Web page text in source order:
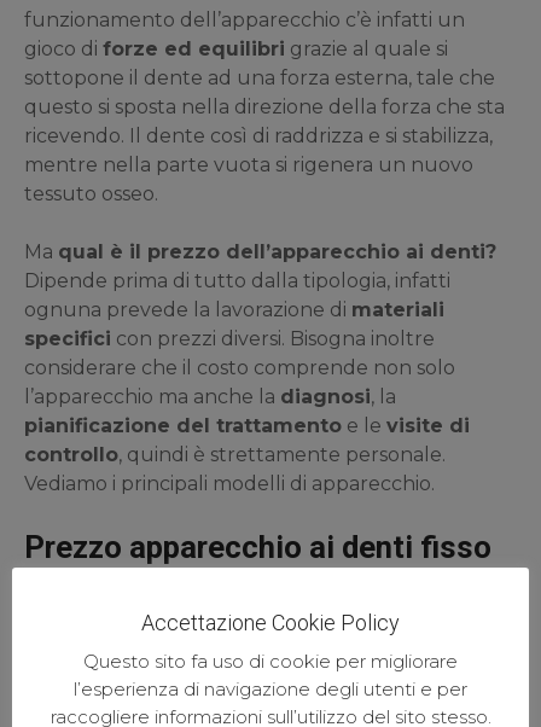
funzionamento dell’apparecchio c’è infatti un
gioco di forze ed equilibri grazie al quale si
sottopone il dente ad una forza esterna, tale che
questo si sposta nella direzione della forza che sta
ricevendo. Il dente così di raddrizza e si stabilizza,
mentre nella parte vuota si rigenera un nuovo
tessuto osseo.
Ma qual è il prezzo dell’apparecchio ai denti?
Dipende prima di tutto dalla tipologia, infatti
ognuna prevede la lavorazione di materiali
specifici con prezzi diversi. Bisogna inoltre
considerare che il costo comprende non solo
l’apparecchio ma anche la diagnosi, la
pianificazione del trattamento e le visite di
controllo, quindi è strettamente personale.
Vediamo i principali modelli di apparecchio.
Prezzo apparecchio ai denti fisso
L’apparecchio fisso una volta installato può essere
rimosso dal dentista solo alla fine della terapia.
Esistono diverse forme e dimensioni, ma quello più
utilizzato è l’” edgewise”, formato da piccole
Accettazione Cookie Policy
Questo sito fa uso di cookie per migliorare
l’esperienza di navigazione degli utenti e per
raccogliere informazioni sull’utilizzo del sito stesso.